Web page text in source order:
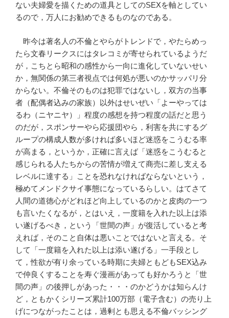
ない夫婦愛を描くための道具としてのSEXを軸としてい
るので，万人にお勧めできるものなのである。
昨今は著名人の不倫とやらがトレンドで，やたらめっ
たら文春リークスにはタレコミが寄せられているようだ
が，こちとら昭和の感性から一向に進化していないせい
か，無関係の第三者視点では何処が悪いのかサッパリ分
からない。不倫そのものは犯罪ではないし，双方の当事
者（配偶者込みの家族）以外はせいぜい「よーやっては
るわ（ニヤニヤ）」程度の感想を持つ程度の話だと思う
のだが，スポンサーやら応援団やら，利害を共にするグ
ループの構成人数が多ければ多いほど迷惑をこうむる率
が高まる，というか，正確に言えば「迷惑をこうむると
感じられる人たちからの苦情が増えて商売に差し支える
レベルに達する」ことを恐れなければならないという，
極めてメンドクサイ事態になっているらしい。はてさて
人間の道徳心がどれほど向上しているのかと皮肉の一つ
も言いたくなるが，とはいえ，一度籍を入れた以上は添
い遂げるべき，という「世間の声」が復活していると考
えれば，そのこと自体は悪いことではないと言える。そ
して「一度籍を入れた以上は添い遂げる」一手段とし
て，性欲が有り余っている時期に夫婦ともどもSEX込み
で仲良くすることを寿ぐ漫画があっても好かろうと「世
間の声」の後押しがあった・・・のかどうかは知らんけ
ど，ともかくシリーズ累計100万部（電子含む）の売り上
げにつながったことは，過剰とも思える不倫バッシング